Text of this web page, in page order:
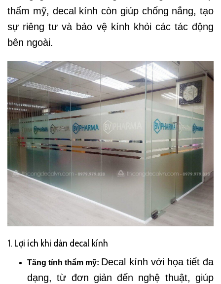
thẩm mỹ, decal kính còn giúp chống nắng, tạo
sự riêng tư và bảo vệ kính khỏi các tác động
bên ngoài.
1. Lợi ích khi dán decal kính
Tăng tính thẩm mỹ: Decal kính với họa tiết đa
dạng, từ đơn giản đến nghệ thuật, giúp